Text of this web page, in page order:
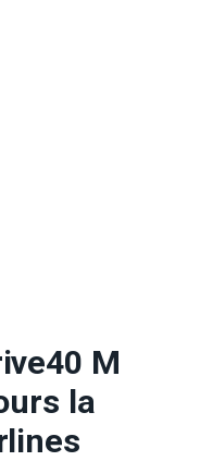
M
la